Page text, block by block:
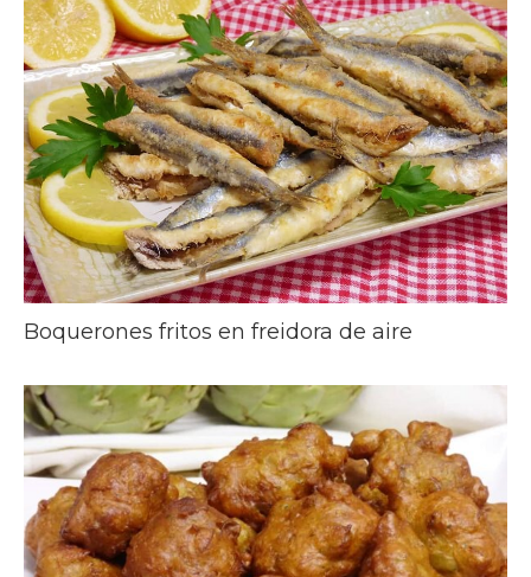
Boquerones fritos en freidora de aire